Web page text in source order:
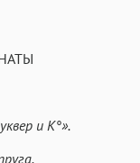
и К°».